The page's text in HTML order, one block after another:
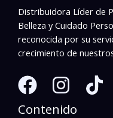
Distribuidora Líder de
Belleza y Cuidado
reconocida por su
crecimiento de
Contenido